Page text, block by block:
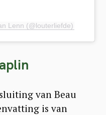
Lenn (@louterliefde)
van Beau
is van